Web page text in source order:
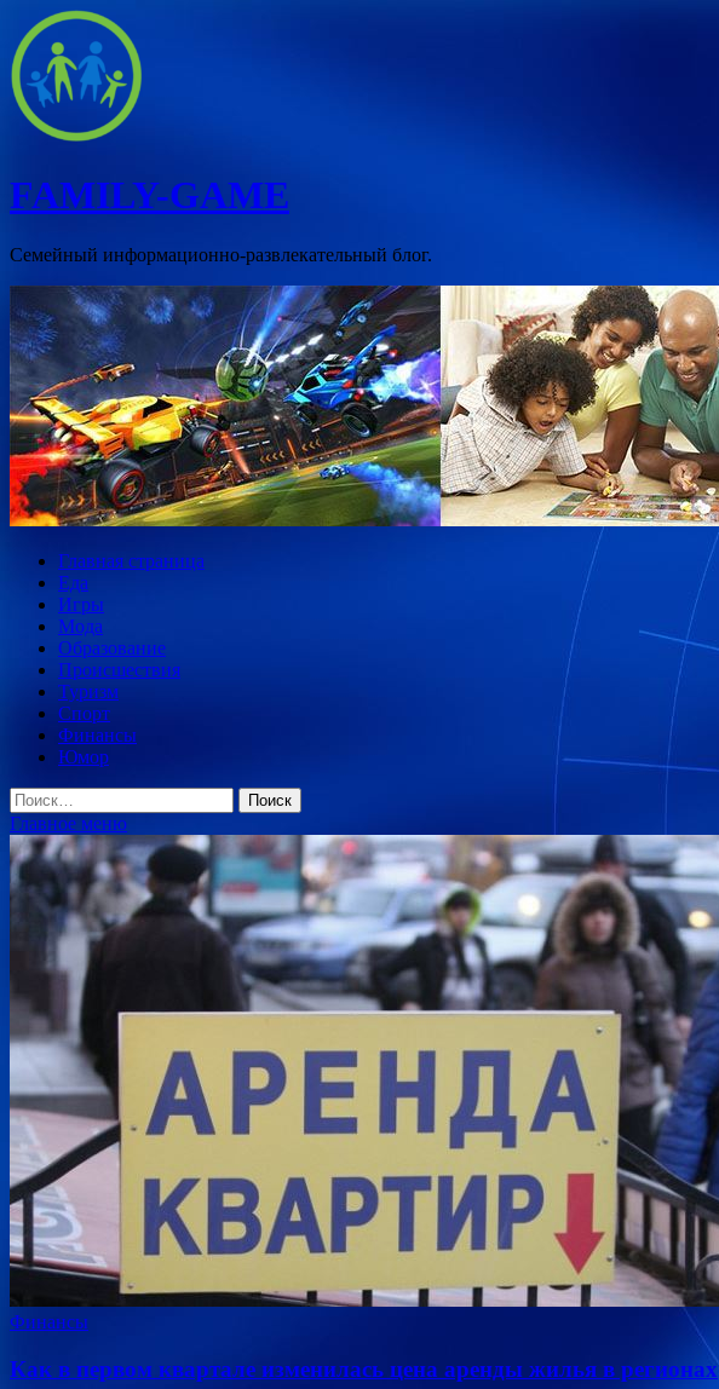
Перейти
содержимому
FAMILY-GAME
Семейный информационно-развлекательный блог.
Главная страница
Еда
Игры
Мода
Образование
Происшествия
Туризм
Спорт
Финансы
Юмор
Найти:
Главное меню
Финансы
Как в первом квартале изменилась цена аренды жилья в регионах